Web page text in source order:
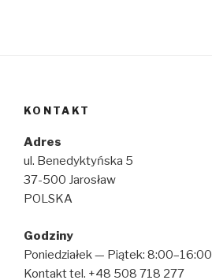
KONTAKT
Adres
ul. Benedyktyńska 5
37-500 Jarosław
POLSKA
Godziny
Poniedziałek — Piątek: 8:00–16:00
Kontakt tel. +48 508 718 277